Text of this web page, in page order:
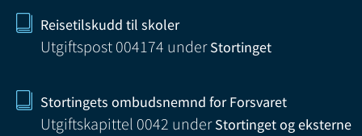
Reisetilskudd til skoler
Utgiftspost 004174 underStortinget
Stortingets ombudsnemnd for Forsvaret
Utgiftskapittel 0042 underStortinget og eksterne